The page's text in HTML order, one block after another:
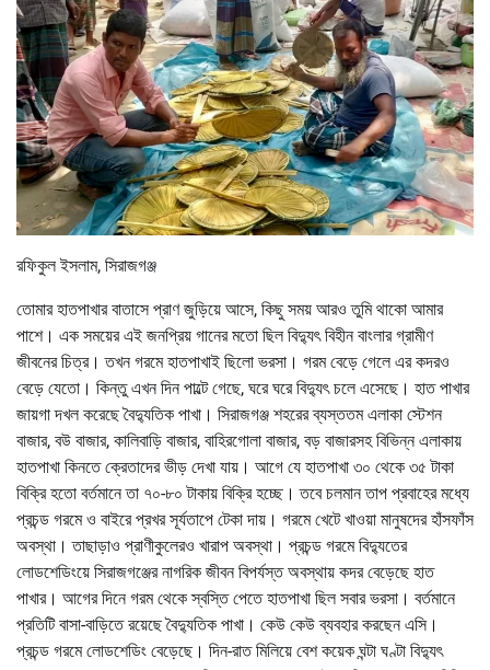
রফিকুল ইসলাম, সিরাজগঞ্জ
তোমার হাতপাখার বাতাসে প্রাণ জুড়িয়ে আসে, কিছু সময় আরও তুমি থাকো আমার
পাশে। এক সময়ের এই জনপ্রিয় গানের মতো ছিল বিদ্যুৎ বিহীন বাংলার গ্রামীণ
জীবনের চিত্র। তখন গরমে হাতপাখাই ছিলো ভরসা। গরম বেড়ে গেলে এর কদরও
বেড়ে যেতো। কিন্তু এখন দিন পাল্টে গেছে, ঘরে ঘরে বিদ্যুৎ চলে এসেছে। হাত পাখার
জায়গা দখল করেছে বৈদ্যুতিক পাখা। সিরাজগঞ্জ শহরের ব্যস্ততম এলাকা স্টেশন
বাজার, বউ বাজার, কালিবাড়ি বাজার, বাহিরগোলা বাজার, বড় বাজারসহ বিভিন্ন এলাকায়
হাতপাখা কিনতে ক্রেতাদের ভীড় দেখা যায়। আগে যে হাতপাখা ৩০ থেকে ৩৫ টাকা
বিক্রি হতো বর্তমানে তা ৭০-৮০ টাকায় বিক্রি হচ্ছে। তবে চলমান তাপ প্রবাহের মধ্যে
প্রচন্ড গরমে ও বাইরে প্রখর সূর্যতাপে টেকা দায়। গরমে খেটে খাওয়া মানুষদের হাঁসফাঁস
অবস্থা। তাছাড়াও প্রাণীকুলেরও খারাপ অবস্থা। প্রচন্ড গরমে বিদ্যুতের
লোডশেডিংয়ে সিরাজগঞ্জের নাগরিক জীবন বিপর্যস্ত অবস্থায় কদর বেড়েছে হাত
পাখার। আগের দিনে গরম থেকে স্বস্তি পেতে হাতপাখা ছিল সবার ভরসা। বর্তমানে
প্রতিটি বাসা-বাড়িতে রয়েছে বৈদ্যুতিক পাখা। কেউ কেউ ব্যবহার করছেন এসি।
প্রচন্ড গরমে লোডশেডিং বেড়েছে। দিন-রাত মিলিয়ে বেশ কয়েক ঘন্টা ঘণ্টা বিদ্যুৎ